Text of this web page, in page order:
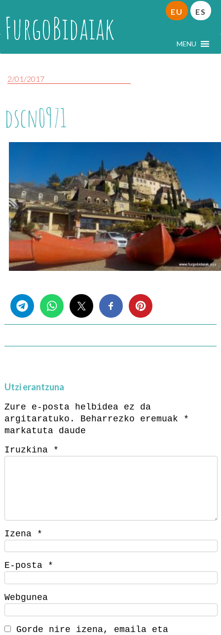
FurgoBidaiak MENU
EU ES
2/01/2017
dscn0971
Utzi erantzuna
Zure e-posta helbidea ez da
argitaratuko.
Beharrezko eremuak
*
markatuta daude
Iruzkina
*
Izena *
E-posta *
Webgunea
Gorde nire izena, emaila eta